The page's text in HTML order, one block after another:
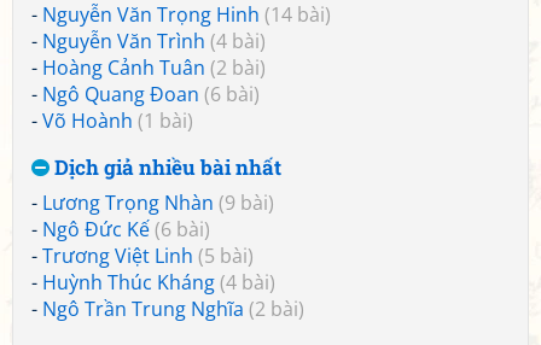
- Nguyễn Văn Trọng Hinh (14 bài)
- Nguyễn Văn Trình (4 bài)
- Hoàng Cảnh Tuân (2 bài)
- Ngô Quang Đoan (6 bài)
-Võ Hoành (1 bài)
Dịch giả nhiều bài nhất
- Lương Trọng Nhàn (9 bài)
- Ngô Đức Kế(6 bài)
-Trương Việt Linh (5 bài)
- Huỳnh Thúc Kháng(4 bài)
- Ngô Trần Trung Nghĩa (2 bài)